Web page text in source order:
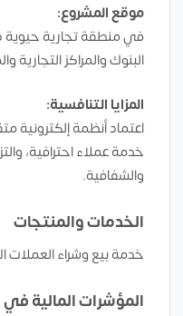
موقع المشروع:
في منطقة تجارية
البنوك والمراكز التجارية
المزايا التنافسية:
اعتماد أنظمة إلكترونية
خدمة عملاء احترافية،
والشفافية.
الخدمات والمنتجات
خدمة بيع وشراء العملات
المؤشرات المالية